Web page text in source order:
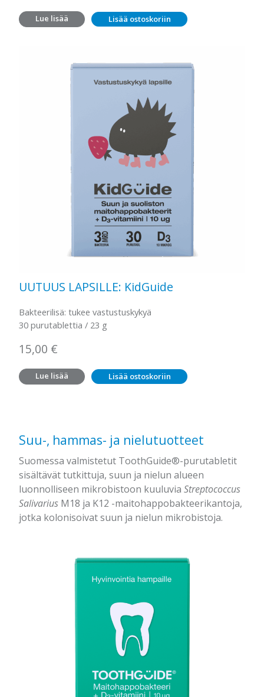
Lue lisää Lisää ostoskoriin
UUTUUS LAPSILLE: KidGuide
Bakteerilisä: tukee vastustuskykyä
30 purutablettia / 23 g
15,00 €
Lue lisää Lisää ostoskoriin
Suu-, hammas- ja nielutuotteet
Suomessa valmistetut ToothGuide®-purutabletit
sisältävät tutkittuja, suun ja nielun alueen
luonnolliseen mikrobistoon kuuluvia Streptococcus
Salivarius M18 ja K12 -maitohappobakteerikantoja,
jotka kolonisoivat suun ja nielun mikrobistoja.